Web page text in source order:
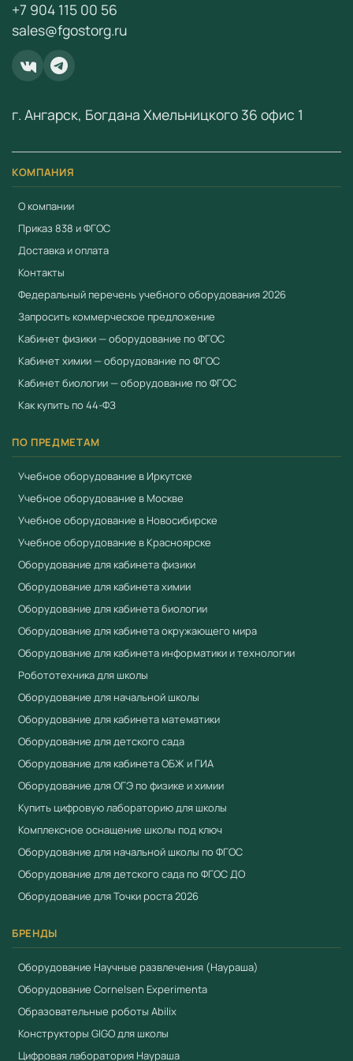
Бесплатная консультация по подбору оборудования
Комплексное оснащение кабинетов «под ключ»
Для заказа и получения коммерческого предложения
fgostorg.ru@yandex.ru.
ООО «Учебный Стандарт» — поставщик
образовательного оборудования по ФГОС с 2018 года.
ИНН 3801158281.
КОМПАНИЯ
О компании
Приказ 838 и ФГОС
Доставка и оплата
Контакты
Федеральный перечень учебного оборудования 2026
Запросить коммерческое предложение
Кабинет физики — оборудование по ФГОС
Кабинет химии — оборудование по ФГОС
Кабинет биологии — оборудование по ФГОС
Как купить по 44-ФЗ
ПО ПРЕДМЕТАМ
Учебное оборудование в Иркутске
Учебное оборудование в Москве
Учебное оборудование в Новосибирске
Учебное оборудование в Красноярске
Оборудование для кабинета физики
Оборудование для кабинета химии
Оборудование для кабинета биологии
Оборудование для кабинета окружающего мира
Оборудование для кабинета информатики и технологии
Робототехника для школы
Оборудование для начальной школы
Оборудование для кабинета математики
Оборудование для детского сада
Оборудование для кабинета ОБЖ и ГИА
Оборудование для ОГЭ по физике и химии
Купить цифровую лабораторию для школы
Комплексное оснащение школы под ключ
Оборудование для начальной школы по ФГОС
Оборудование для детского сада по ФГОС ДО
Оборудование для Точки роста 2026
БРЕНДЫ
Оборудование Научные развлечения (Наураша)
Оборудование Cornelsen Experimenta
Образовательные роботы Abilix
Конструкторы GIGO для школы
Цифровая лаборатория Наураша
+7 904 115 00 56
sales@fgostorg.ru
г. Ангарск, Богдана Хмельницкого 36 офис 1